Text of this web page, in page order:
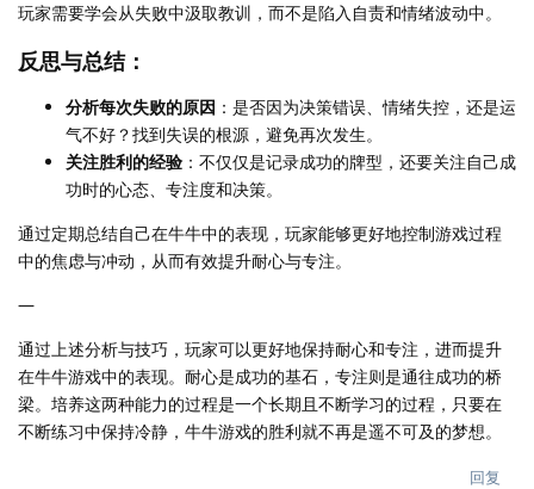
玩家需要学会从失败中汲取教训，而不是陷入自责和情绪波动中。
反思与总结：
分析每次失败的原因 ：是否因为决策错误、情绪失控，还是运
气不好？找到失误的根源，避免再次发生。
关注胜利的经验 ：不仅仅是记录成功的牌型，还要关注自己成
功时的心态、专注度和决策。
通过定期总结自己在牛牛中的表现，玩家能够更好地控制游戏过程
中的焦虑与冲动，从而有效提升耐心与专注。
—
通过上述分析与技巧，玩家可以更好地保持耐心和专注，进而提升
在牛牛游戏中的表现。耐心是成功的基石，专注则是通往成功的桥
梁。培养这两种能力的过程是一个长期且不断学习的过程，只要在
不断练习中保持冷静，牛牛游戏的胜利就不再是遥不可及的梦想。
回复